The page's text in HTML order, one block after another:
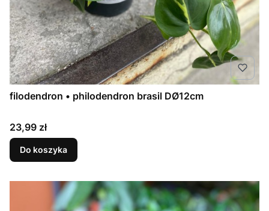
filodendron • philodendron brasil DØ12cm
Cena
23,99 zł
Do koszyka